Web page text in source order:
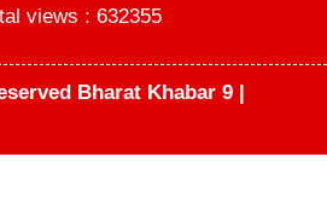
views : 632355
Bharat Khabar 9 |